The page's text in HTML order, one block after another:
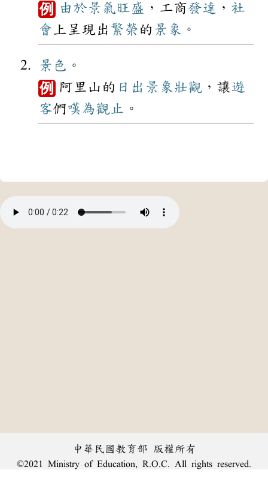
例 由於景氣 旺盛 ，工商發達 ， 社
會 上呈現出 繁榮 的 景象 。
景色 。
例 阿里山的 日出 景象壯觀 ，讓遊
客們嘆為觀止 。
中華民國教育部 版權所有
©2021 Ministry of Education, R.O.C. All rights reserved.